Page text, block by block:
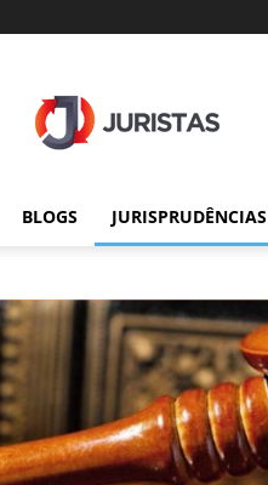
BLOGS JURISPRUDÊNCIAS